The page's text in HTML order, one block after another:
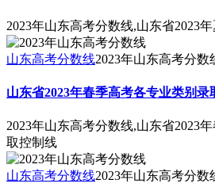
2023年山东高考分数线,山东省2023
山东高考分数线2023年山东高考分数
山东省2023年春季高考各专业类别录
2023年山东高考分数线,山东省2023
取控制线
山东高考分数线2023年山东高考分数